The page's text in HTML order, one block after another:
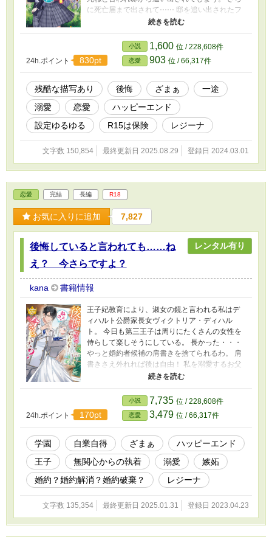
に死亡届まで出されて⋯⋯ 邸を追い出されたフ
ローラには会ったこともない母方の叔父だけだ
連れてきた人が⋯⋯ ※毎度のことながら設定は
ゆるゆるのご都合主義です。 ※誤字脱字が多い
作者ですがよろしくお願いいたします。 ※他サ
イトにも投稿しています。
24h.ポイント 830pt
小説 1,600 位 / 228,608件
恋愛 903 位 / 66,317件
残酷な描写あり 後悔 ざまぁ
一途
溺愛
恋愛
ハッピーエンド
設定ゆるゆる
R15は保険 レジーナ
文字数 150,854 最終更新日 2025.08.29 登録日 2024.03.01
恋愛 完結 長編 R18
お気に入りに追加 7,827
後悔していると言われても……ね
え？ 今さらですよ？
レンタル有り
kana 書籍情報
王子妃教育により、淑女の鏡と言われる私はデ
ィハルト公爵家長女ヴィクトリア・ディハル
ト。 今日も第三王子は周りにたくさんの女性を
侍らして楽しそうにしている。 長かった・・・
やっと婚約者候補の肩書きを捨てられるわ。 肩
書きさえ外れれば後は自由！ 私を溺愛するお父
様とお兄様達と嫁に行かずずっと一緒にいるこ
とがわたしの希望。 私だって分かっているの
よ？ 高位貴族令嬢ですもの、いつかはお嫁に行
かなければならないことを・・・ でもギリギリ
までは実家から出て行くつもりはないの。 だか
ら何人たりとも邪魔をしないでね？ 特にアン
タ！ 今さら態度を入れ替えても遅いのよ！ 10年
たっても忘れていないわよ？ 『デブでブス』っ
て言われたことを！ 誤字脱字が多い作者ですが
最後までお付き合い下さい。 他サイトにも投稿
しています。
24h.ポイント 170pt
小説 7,735 位 / 228,608件
恋愛 3,479 位 / 66,317件
学園 自業自得 ざまぁ
ハッピーエンド
王子
無関心からの執着 溺愛
嫉妬
婚約？婚約解消？婚約破棄？
レジーナ
文字数 135,354 最終更新日 2025.01.31 登録日 2023.04.23